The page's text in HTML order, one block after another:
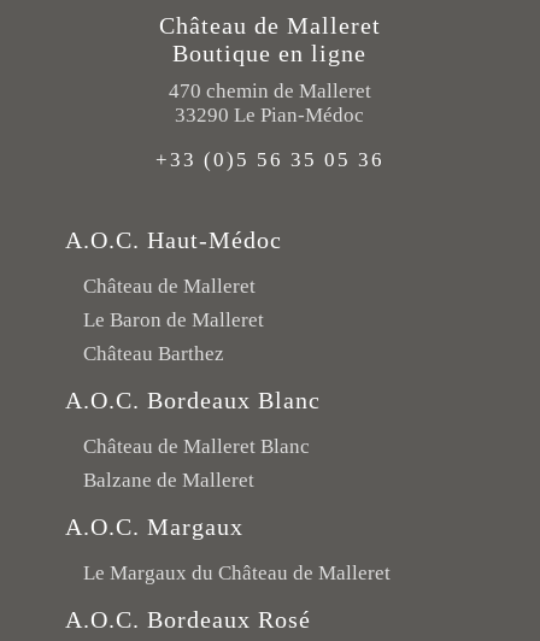
Château de Malleret
Boutique en ligne
470 chemin de Malleret
33290 Le Pian-Médoc
+33 (0)5 56 35 05 36
A.O.C. Haut-Médoc
Château de Malleret
Le Baron de Malleret
Château Barthez
A.O.C. Bordeaux Blanc
Château de Malleret Blanc
Balzane de Malleret
A.O.C. Margaux
Le Margaux du Château de Malleret
A.O.C. Bordeaux Rosé